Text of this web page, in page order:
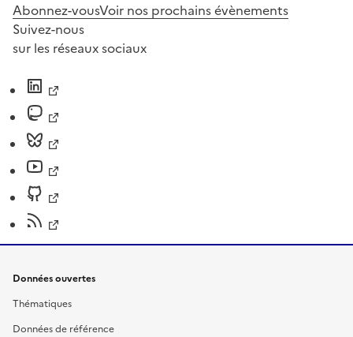
Abonnez-vousVoir nos prochains évènements
Suivez-nous
sur les réseaux sociaux
Données ouvertes
Thématiques
Données de référence